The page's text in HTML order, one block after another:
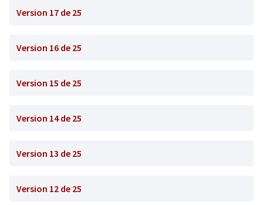
Version 17 de 25
Version 16 de 25
Version 15 de 25
Version 14 de 25
Version 13 de 25
Version 12 de 25